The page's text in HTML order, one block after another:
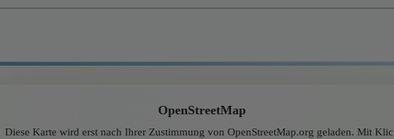
OpenStreetMap
Diese Karte wird erst nach Ihrer Zustimmung von OpenStreetMap.org geladen. Mit